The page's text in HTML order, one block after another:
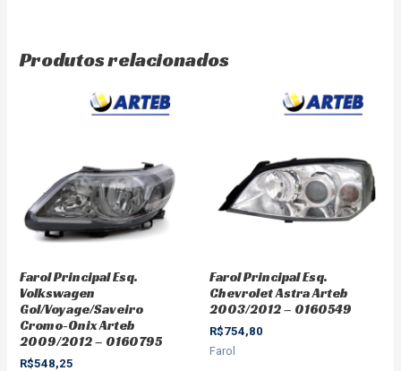
Produtos relacionados
Farol Principal Esq.
Volkswagen
Gol/Voyage/Saveiro
Cromo-Onix Arteb
2009/2012 – 0160795
R$548,25
Farol Principal Esq.
Chevrolet Astra Arteb
2003/2012 – 0160549
R$754,80
Farol